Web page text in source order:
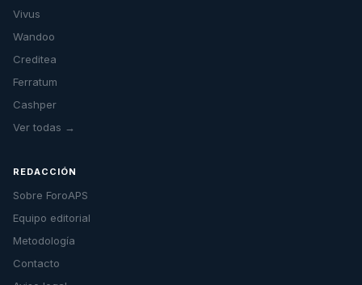
Vivus
Wandoo
Creditea
Ferratum
Cashper
Ver todas →
REDACCIÓN
Sobre ForoAPS
Equipo editorial
Metodología
Contacto